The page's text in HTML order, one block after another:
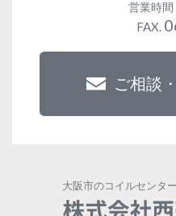
営業時
FAX.
ご相談
大阪市のコイルセンター